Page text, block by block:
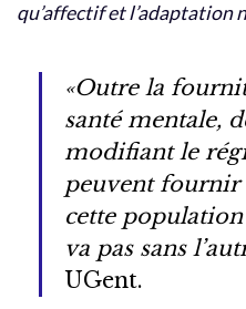
qu’affectif et l’adaptation
«Outre la
santé mentale,
modifiant le
peuvent fournir
cette population
va pas sans
UGent.